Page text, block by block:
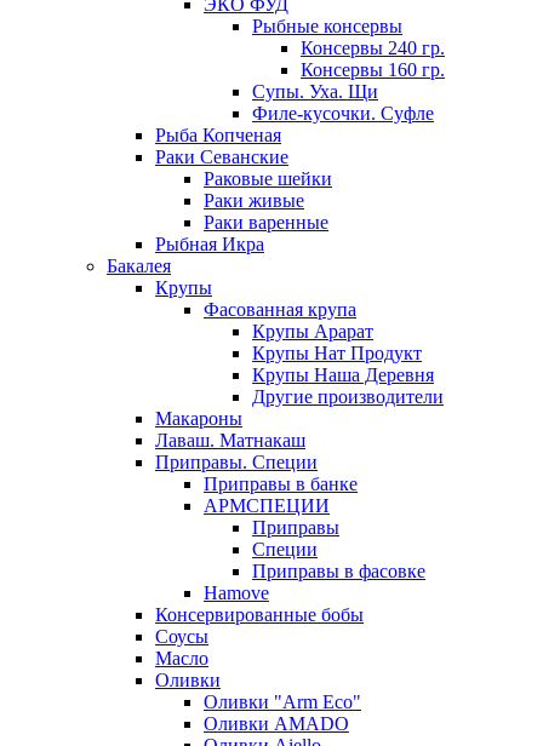
ЭКО ФУД
Рыбные консервы
Консервы 240 гр.
Консервы 160 гр.
Супы. Уха. Щи
Филе-кусочки. Суфле
Рыба Копченая
Раки Севанские
Раковые шейки
Раки живые
Раки варенные
Рыбная Икра
Бакалея
Крупы
Фасованная крупа
Крупы Арарат
Крупы Нат Продукт
Крупы Наша Деревня
Другие производители
Макароны
Лаваш. Матнакаш
Приправы. Специи
Приправы в банке
АРМСПЕЦИИ
Приправы
Специи
Приправы в фасовке
Hamove
Консервированные бобы
Соусы
Масло
Оливки
Оливки "Arm Eco"
Оливки AMADO